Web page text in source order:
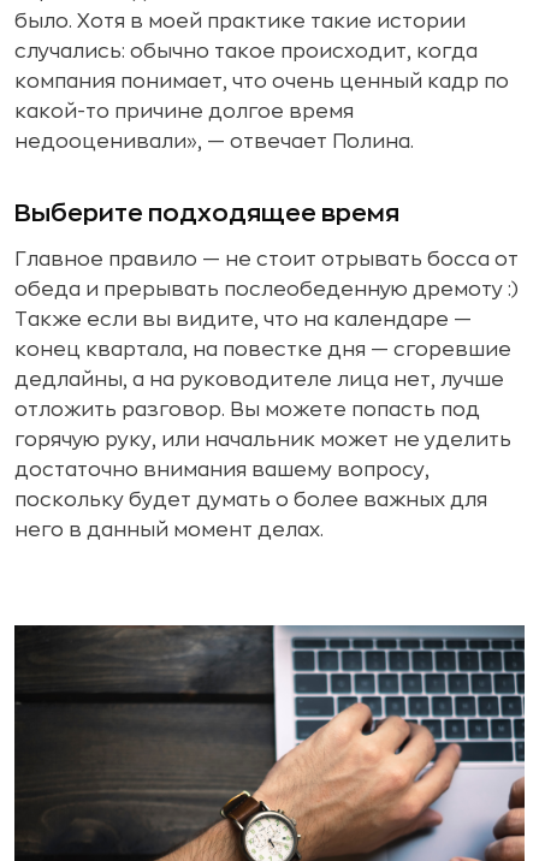
было. Хотя в моей практике такие истории
случались: обычно такое происходит, когда
компания понимает, что очень ценный кадр по
какой-то причине долгое время
недооценивали», — отвечает Полина.
Выберите подходящее время
Главное правило — не стоит отрывать босса от
обеда и прерывать послеобеденную дремоту :)
Также если вы видите, что на календаре —
конец квартала, на повестке дня — сгоревшие
дедлайны, а на руководителе лица нет, лучше
отложить разговор. Вы можете попасть под
горячую руку, или начальник может не уделить
достаточно внимания вашему вопросу,
поскольку будет думать о более важных для
него в данный момент делах.